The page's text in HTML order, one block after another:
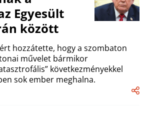
Egyesült
között
hozzátette, hogy a szombaton
művelet bármikor
következményekkel
sok ember meghalna.